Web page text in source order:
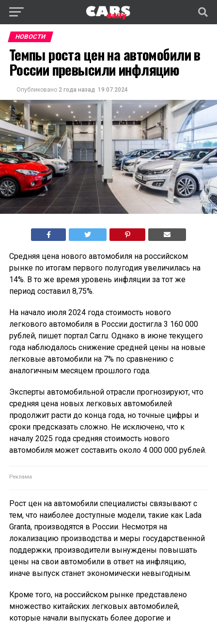
НОВОСТИ
Темпы роста цен на автомобили в
России превысили инфляцию
Опубликовано 2 года назад 19.07.2024
Средняя цена нового автомобиля на российском
рынке по итогам первого полугодия увеличилась на
14%. В то же время уровень инфляции за тот же
период составил 8,75%.
На начало июля 2024 года стоимость нового
легкового автомобиля в России достигла 3 160 000
рублей, пишет портал Car.ru. Однако в июне текущего
года наблюдалось снижение средней цены на новые
легковые автомобили на 7% по сравнению с
аналогичным месяцем прошлого года.
Эксперты автомобильной отрасли прогнозируют, что
средняя цена новых легковых автомобилей
продолжит расти до конца года, но точные цифры и
сроки предсказать сложно. Не исключено, что к
началу 2025 года средняя стоимость нового
автомобиля может составить около 4 000 000 рублей.
Рост цен на автомобили специалисты связывают с
тем, что наиболее доступные модели, такие как Lada
Granta, производятся в России. Несмотря на
локализацию производства и меры государственной
поддержки, производители вынуждены повышать
цены на свои автомобили в ответ на инфляцию,
иначе выпуск станет экономически невыгодным.
Кроме того, на российском рынке представлено
множество китайских легковых автомобилей,
которые начали выпускать более дорогие и